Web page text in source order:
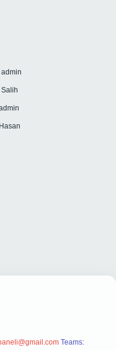
admin
Salih
Hasan
Teams: